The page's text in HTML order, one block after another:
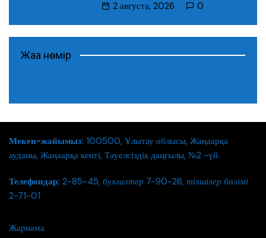
2 августа, 2026
0
Жаңа нөмір
Мекен-жайымыз: 100500, Ұлытау облысы, Жаңаарқа
ауданы, Жаңаарқа кенті, Тәуелсіздік даңғылы, №2 -үй.
Телефондар: 2-85-45, бухгалтер 7-90-26, тілшілер бөлімі
2-71-01
Жарнама